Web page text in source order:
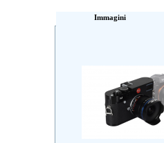
Immagini